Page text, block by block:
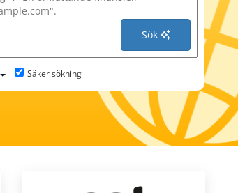
Sök
Säker sökning